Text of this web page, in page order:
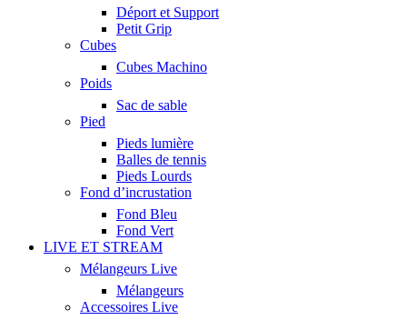
Déport et Support
Petit Grip
Cubes
Cubes Machino
Poids
Sac de sable
Pied
Pieds lumière
Balles de tennis
Pieds Lourds
Fond d’incrustation
Fond Bleu
Fond Vert
LIVE ET STREAM
Mélangeurs Live
Mélangeurs
Accessoires Live